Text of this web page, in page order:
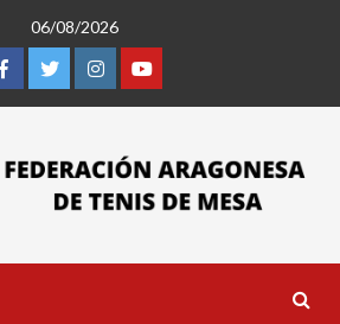
06/08/2026
Facebook
TwitterInstagramYoutube